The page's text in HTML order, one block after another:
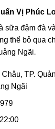
Vị Phúc
sữa đậm đà
thể bỏ qua
Ngãi.
TP.
Ngãi